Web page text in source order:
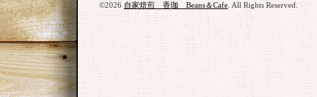
©2026 自家焙煎 香珈 Beans＆Cafe . All Rights Reserved.